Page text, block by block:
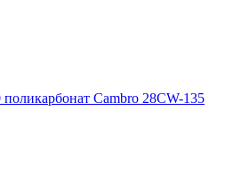
Cambro 28CW-135